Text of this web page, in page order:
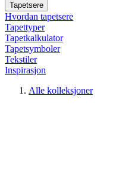
Tapetsere
Hvordan tapetsere
Tapettyper
Tapetkalkulator
Tapetsymboler
Tekstiler
Inspirasjon
Alle kolleksjoner